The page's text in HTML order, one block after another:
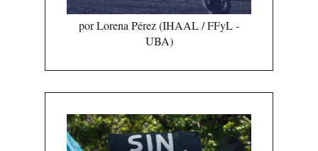
por Lorena Pérez (IHAAL / FFyL -
UBA)